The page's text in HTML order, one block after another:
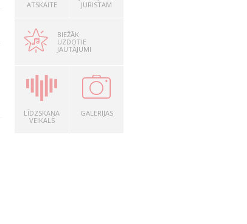
ATSKAITE
JURISTAM
BIEŽĀK
UZDOTIE
JAUTĀJUMI
LĪDZSKAŅA
VEIKALS
GALERIJAS